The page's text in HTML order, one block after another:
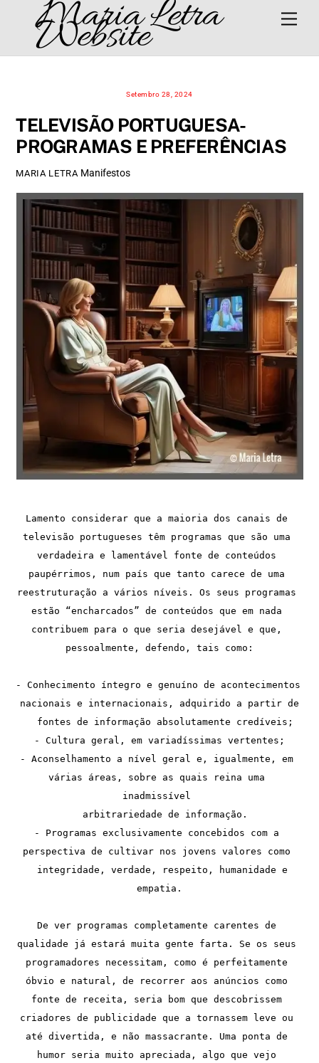
content
Maria Letra
Website
Setembro 28, 2024
TELEVISÃO PORTUGUESA-
PROGRAMAS E PREFERÊNCIAS
MARIA LETRA Manifestos
Lamento considerar que a maioria dos canais de
televisão portugueses têm programas que são uma
verdadeira e lamentável fonte de conteúdos
paupérrimos, num país que tanto carece de uma
reestruturação a vários níveis. Os seus programas
estão “encharcados” de conteúdos que em nada
contribuem para o que seria desejável e que,
pessoalmente, defendo, tais como:
- Conhecimento íntegro e genuíno de acontecimentos
nacionais e internacionais, adquirido a partir de
  fontes de informação absolutamente credíveis;
- Cultura geral, em variadíssimas vertentes;
- Aconselhamento a nível geral e, igualmente, em
várias áreas, sobre as quais reina uma
inadmissível
  arbitrariedade de informação.
- Programas exclusivamente concebidos com a
perspectiva de cultivar nos jovens valores como
empatia.
De ver programas completamente carentes de
qualidade já estará muita gente farta. Se os seus
programadores necessitam, como é perfeitamente
óbvio e natural, de recorrer aos anúncios como
fonte de receita, seria bom que descobrissem
criadores de publicidade que a tornassem leve ou
até divertida, e não massacrante. Uma ponta de
humor seria muito apreciada, algo que vejo